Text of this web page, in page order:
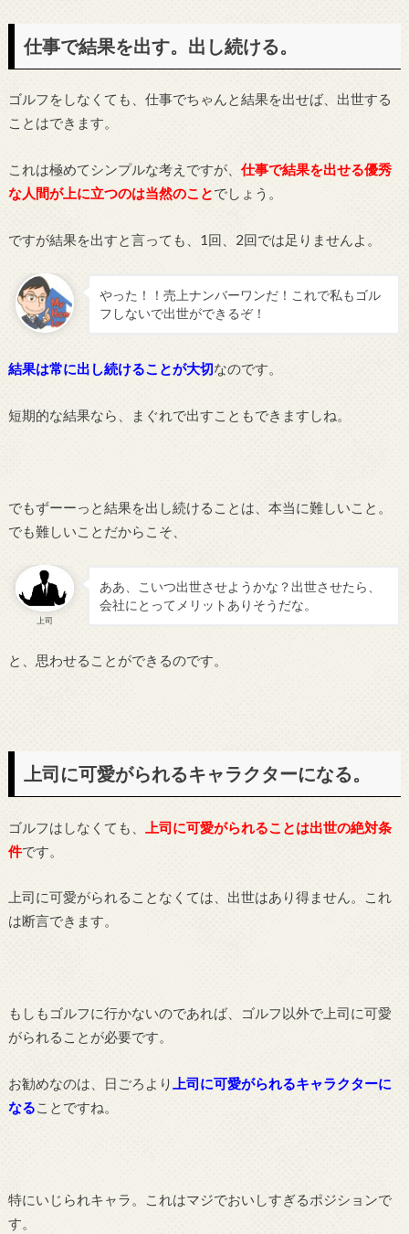
仕事で結果を出す。出し続ける。
ゴルフをしなくても、仕事でちゃんと結果を出せば、出世する
ことはできます。
これは極めてシンプルな考えですが、仕事で結果を出せる優秀
な人間が上に立つのは当然のことでしょう。
ですが結果を出すと言っても、1回、2回では足りませんよ。
やった！！売上ナンバーワンだ！これで私もゴル
フしないで出世ができるぞ！
結果は常に出し続けることが大切なのです。
短期的な結果なら、まぐれで出すこともできますしね。
でもずーーっと結果を出し続けることは、本当に難しいこと。
でも難しいことだからこそ、
上司
ああ、こいつ出世させようかな？出世させたら、
会社にとってメリットありそうだな。
と、思わせることができるのです。
上司に可愛がられるキャラクターになる。
ゴルフはしなくても、
上司に可愛がられることは出世の絶対条
件です。
上司に可愛がられることなくては、出世はあり得ません。これ
は断言できます。
もしもゴルフに行かないのであれば、ゴルフ以外で上司に可愛
がられることが必要です。
お勧めなのは、日ごろより
上司に可愛がられるキャラクターに
なることですね。
特にいじられキャラ。これはマジでおいしすぎるポジションで
す。